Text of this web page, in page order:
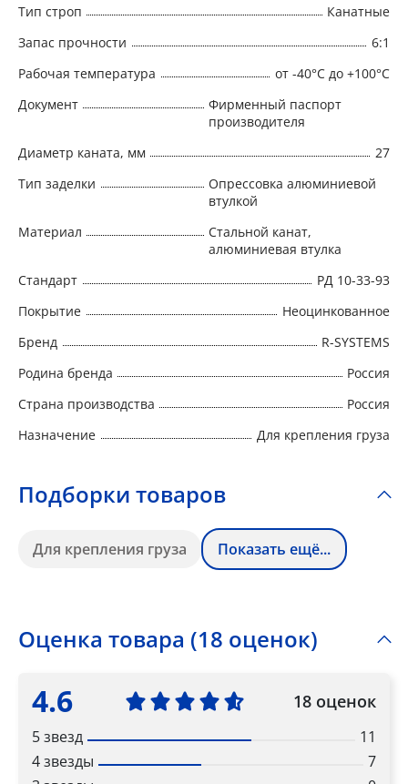
Тип строп
Канатные
Запас прочности
6:1
Рабочая температура
от -40°C до +100°C
Документ
Фирменный паспорт
производителя
Диаметр каната, мм
27
Тип заделки
Опрессовка алюминиевой
втулкой
Материал
Стальной канат,
алюминиевая втулка
Стандарт
РД 10-33-93
Покрытие
Неоцинкованное
Бренд
R-SYSTEMS
Родина бренда
Россия
Страна производства
Россия
Назначение
Для крепления груза
Подборки товаров
Для крепления груза Показать ещё...
Оценка товара (18 оценок)
4.6 18 оценок
5 звезд
11
4 звезды
7